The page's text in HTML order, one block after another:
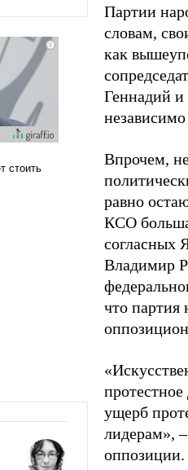
Партии
словам,
как
Геннадий
Впрочем,
равно
КСО
согласных
Владимир
что
ущерб
лидерам»,
оппозиции.